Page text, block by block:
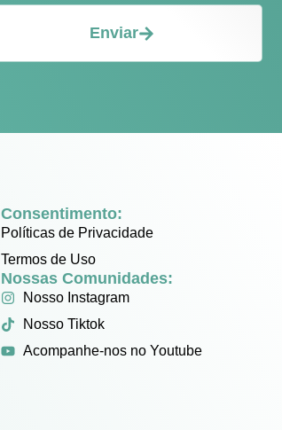
Enviar
Consentimento:
Políticas de Privacidade
Termos de Uso
Nossas Comunidades:
Nosso Instagram
Nosso Tiktok
Acompanhe-nos no Youtube